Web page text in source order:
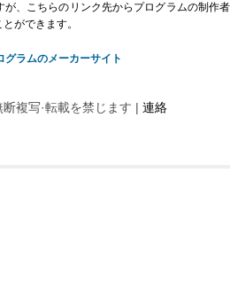
、 こちらのリンク先からプログラムの制作
ができます。
ラムのメーカーサイト
複写·転載を禁じます | 連絡